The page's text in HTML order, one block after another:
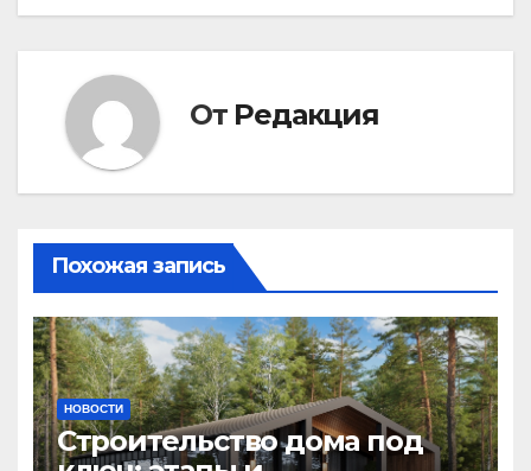
От Редакция
Похожая запись
НОВОСТИ
Строительство дома под